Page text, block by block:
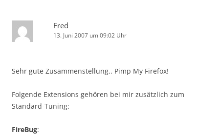
Fred
13. Juni 2007 um 09:02 Uhr
Sehr gute Zusammenstellung.. Pimp My Firefox!
Folgende Extensions gehören bei mir zusätzlich zum
Standard-Tuning:
FireBug: